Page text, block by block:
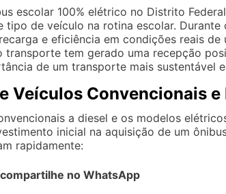
escolar 100% elétrico no Distrito
de veículo na rotina escolar. Durante
e eficiência em condições reais de
transporte tem gerado uma recepção
de um transporte mais sustentável
Veículos Convencionais
a diesel e os modelos
inicial na aquisição de um
rapidamente:
compartilhe no WhatsApp